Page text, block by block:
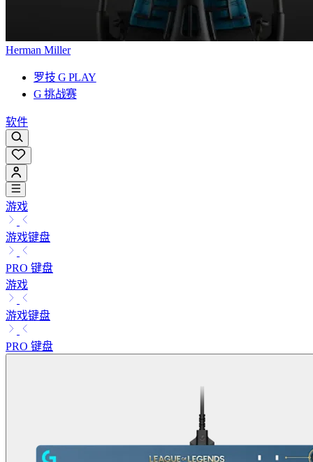
Herman Miller
罗技 G PLAY
G 挑战赛
软件
游戏
游戏键盘
PRO 键盘
游戏
游戏键盘
PRO 键盘